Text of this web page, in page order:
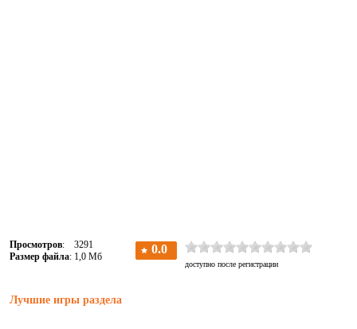
Просмотров: 3291
Размер файла: 1,0 Мб
Лучшие игры раздела